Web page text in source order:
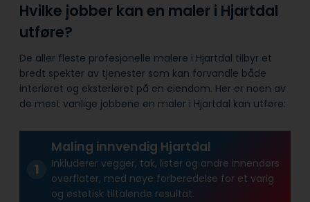
Hvilke jobber kan en maler i Hjartdal
utføre?
De aller fleste profesjonelle malere i Hjartdal tilbyr et
bredt spekter av tjenester som kan forvandle både
interiøret og eksteriøret på en eiendom. Her er noen av
de mest vanlige jobbene en maler i Hjartdal kan utføre:
Maling innvendig Hjartdal
Inkluderer vegger, tak, lister og andre innendørs
overflater, med nøye forberedelse for et varig
og estetisk tiltalende resultat.